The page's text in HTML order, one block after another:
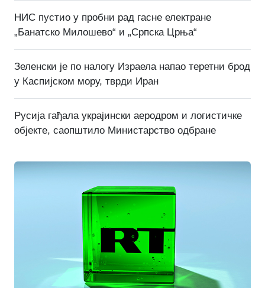
НИС пустио у пробни рад гасне електране
„Банатско Милошево“ и „Српска Црња“
Зеленски је по налогу Израела напао теретни брод
у Каспијском мору, тврди Иран
Русија гађала украјински аеродром и логистичке
објекте, саопштило Министарство одбране